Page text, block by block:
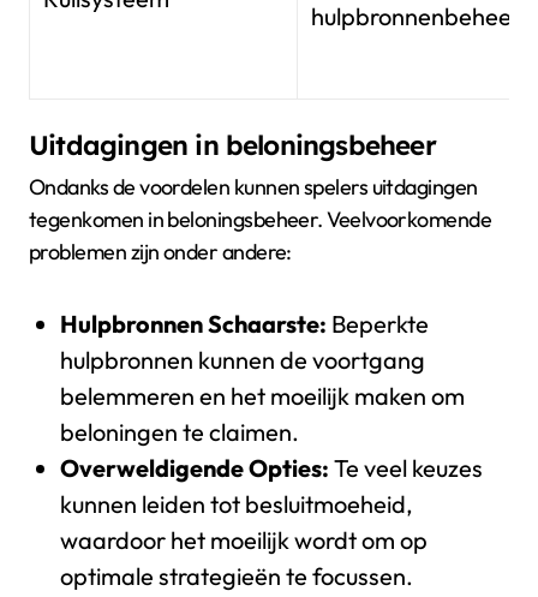
hulpbronnenbeheer
Uitdagingen in beloningsbeheer
Ondanks de voordelen kunnen spelers uitdagingen
tegenkomen in beloningsbeheer. Veelvoorkomende
problemen zijn onder andere:
Hulpbronnen Schaarste: Beperkte
hulpbronnen kunnen de voortgang
belemmeren en het moeilijk maken om
beloningen te claimen.
Overweldigende Opties: Te veel keuzes
kunnen leiden tot besluitmoeheid,
waardoor het moeilijk wordt om op
optimale strategieën te focussen.